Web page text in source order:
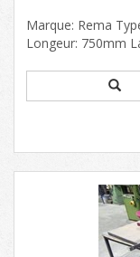
Marque: Rema
Longeur: 750mm